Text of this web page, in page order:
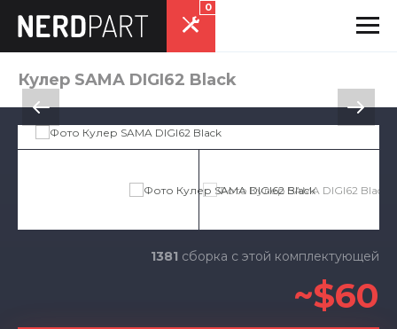
0
Кулер SAMA DIGI62 Black
1381 сборка с этой комплектующей
~$60